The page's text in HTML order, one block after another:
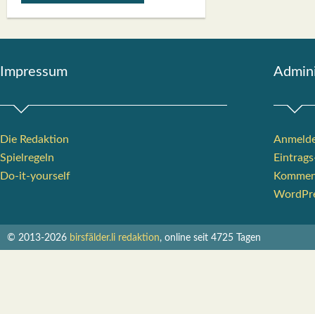
Impres­sum
Die Redak­ti­on
Spiel­re­geln
Do-it-your­s­elf
© 2013-2026 birsfälder.li redaktion, online seit 4725 Tagen